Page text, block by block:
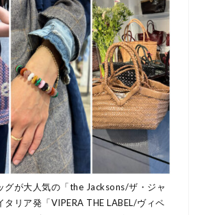
グが大人気の「the Jacksons/ザ・ジャ
タリア発「VIPERA THE LABEL/ヴィペ